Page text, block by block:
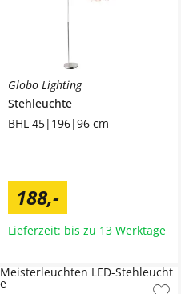
Globo Lighting
Stehleuchte
BHL 45|196|96 cm
188,-
Lieferzeit: bis zu 13 Werktage
Meisterleuchten LED-Stehleucht
e